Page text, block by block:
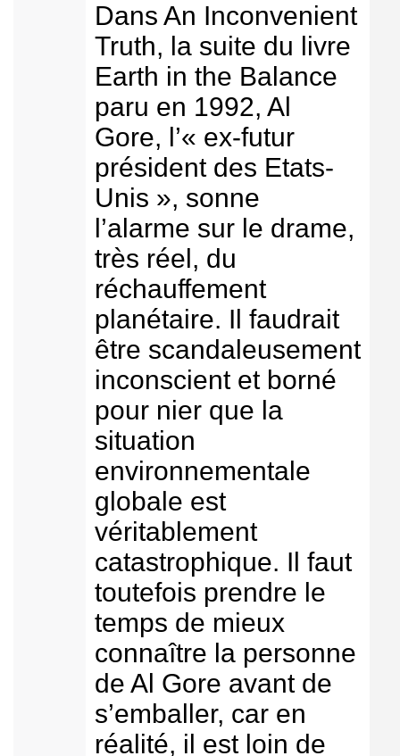
Dans An Inconvenient
Truth, la suite du livre
Earth in the Balance
paru en 1992, Al
Gore, l’« ex-futur
président des Etats-
Unis », sonne
l’alarme sur le drame,
très réel, du
réchauffement
planétaire. Il faudrait
être scandaleusement
inconscient et borné
pour nier que la
situation
environnementale
globale est
véritablement
catastrophique. Il faut
toutefois prendre le
temps de mieux
connaître la personne
de Al Gore avant de
s’emballer, car en
réalité, il est loin de